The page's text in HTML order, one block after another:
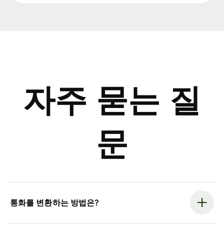
자주 묻는 질
문
통화를 변환하는 방법은?